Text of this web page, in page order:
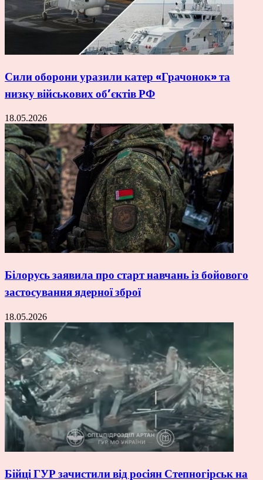
Сили оборони уразили катер «Грачонок» та
низку військових об’єктів РФ
18.05.2026
Білорусь заявила про старт навчань із бойового
застосування ядерної зброї
18.05.2026
Бійці ГУР зачистили від росіян Степногірськ на